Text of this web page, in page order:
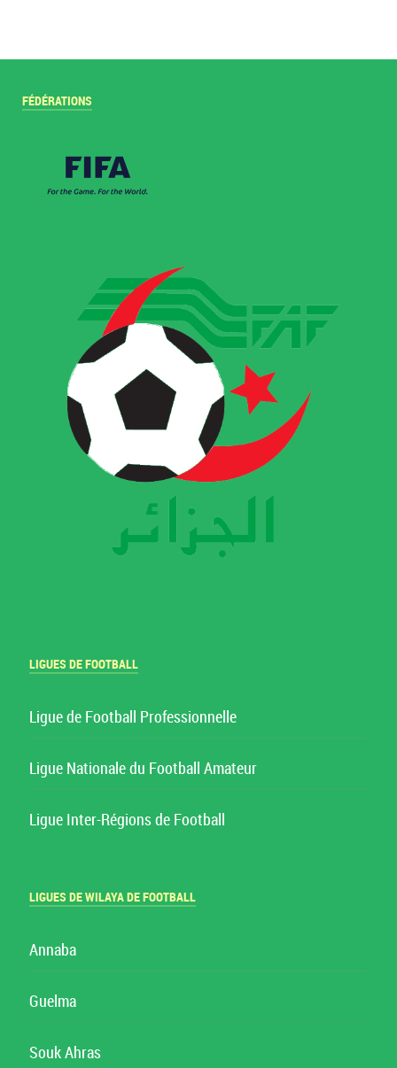
FÉDÉRATIONS
LIGUES DE FOOTBALL
Ligue de Football Professionnelle
Ligue Nationale du Football Amateur
Ligue Inter-Régions de Football
LIGUES DE WILAYA DE FOOTBALL
Annaba
Guelma
Souk Ahras